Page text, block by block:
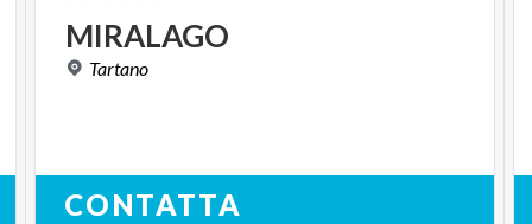
MIRALAGO
Tartano
CONTATTA